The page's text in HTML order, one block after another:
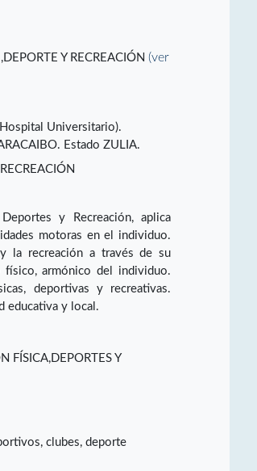
Y RECREACIÓN(ver
Universitario).
Estado ZULIA.
y Recreación, aplica
motoras en el individuo.
la recreación a través de su
armónico del individuo.
deportivas y recreativas.
educativa y local.
FÍSICA,DEPORTES Y
clubes, deporte